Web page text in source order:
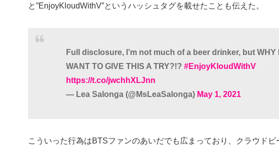
と”EnjoyKloudWithV”というハッシュタグを載せたことも伝えた。
Full disclosure, I’m not much of a beer drinker, but WHY
WANT TO GIVE THIS A TRY?!? #EnjoyKloudWithV
https://t.co/jwchhXLJnn
— Lea Salonga (@MsLeaSalonga) May 1, 2021
こういった行為はBTSファンのあいだでも広まっており、クラウドビ